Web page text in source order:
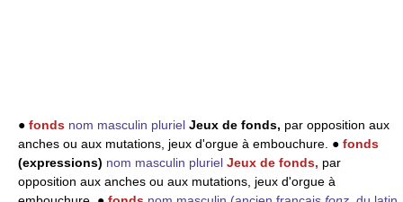
● fonds nom masculin pluriel Jeux de fonds, par opposition aux
anches ou aux mutations, jeux d'orgue à embouchure. ● fonds
(expressions) nom masculin pluriel Jeux de fonds, par
opposition aux anches ou aux mutations, jeux d'orgue à